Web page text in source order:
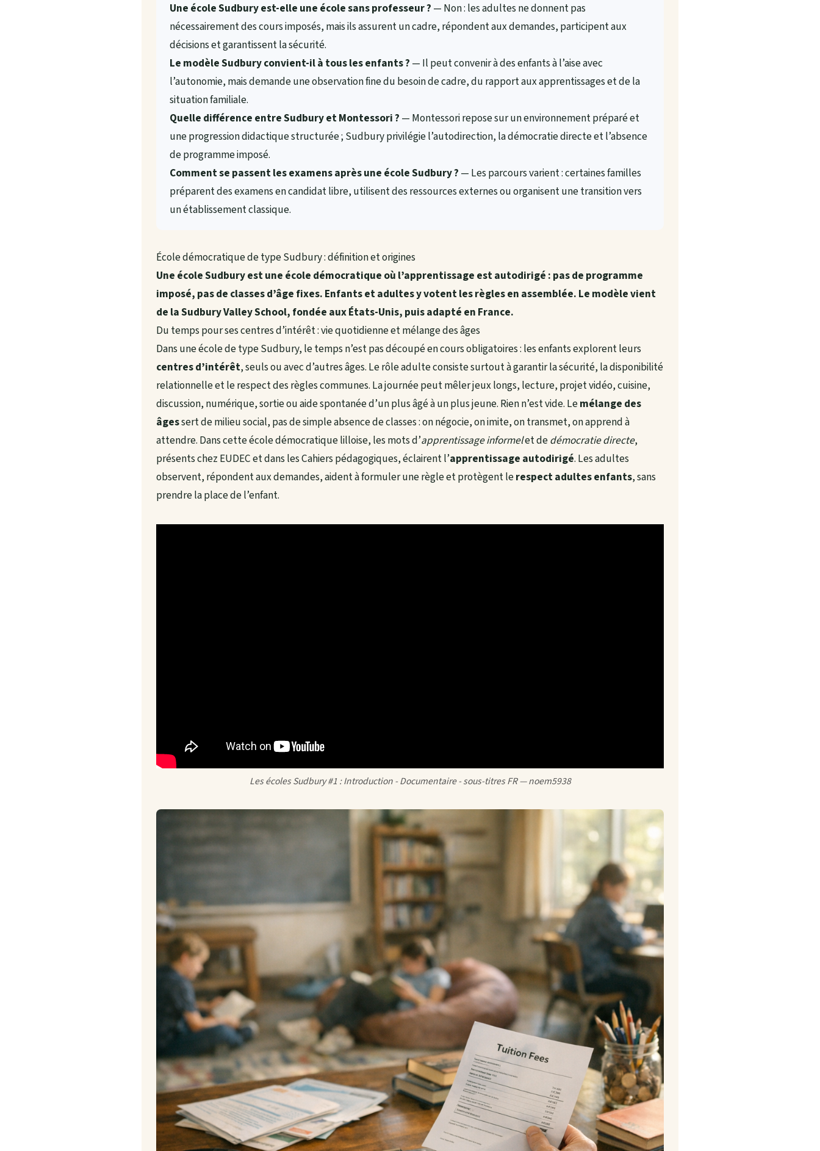
Une école Sudbury est-elle une école sans professeur ? — Non : les adultes ne donnent pas
nécessairement des cours imposés, mais ils assurent un cadre, répondent aux demandes, participent aux
décisions et garantissent la sécurité.
Le modèle Sudbury convient-il à tous les enfants ? — Il peut convenir à des enfants à l’aise avec
l’autonomie, mais demande une observation fine du besoin de cadre, du rapport aux apprentissages et de la
situation familiale.
Quelle différence entre Sudbury et Montessori ? — Montessori repose sur un environnement préparé et
une progression didactique structurée ; Sudbury privilégie l’autodirection, la démocratie directe et l’absence
de programme imposé.
Comment se passent les examens après une école Sudbury ? — Les parcours varient : certaines familles
préparent des examens en candidat libre, utilisent des ressources externes ou organisent une transition vers
un établissement classique.
École démocratique de type Sudbury : définition et origines
Une école Sudbury est une école démocratique où l’apprentissage est autodirigé : pas de programme
imposé, pas de classes d’âge fixes. Enfants et adultes y votent les règles en assemblée. Le modèle vient
de la Sudbury Valley School, fondée aux États-Unis, puis adapté en France.
Du temps pour ses centres d’intérêt : vie quotidienne et mélange des âges
Dans une école de type Sudbury, le temps n’est pas découpé en cours obligatoires : les enfants explorent leurs
centres d’intérêt, seuls ou avec d’autres âges. Le rôle adulte consiste surtout à garantir la sécurité, la disponibilité
relationnelle et le respect des règles communes. La journée peut mêler jeux longs, lecture, projet vidéo, cuisine,
discussion, numérique, sortie ou aide spontanée d’un plus âgé à un plus jeune. Rien n’est vide. Lemélange des
âgessert de milieu social, pas de simple absence de classes : on négocie, on imite, on transmet, on apprend à
attendre. Dans cette école démocratique lilloise, les mots d’apprentissage informelet dedémocratie directe,
présents chez EUDEC et dans les Cahiers pédagogiques, éclairent l’apprentissage autodirigé. Les adultes
observent, répondent aux demandes, aident à formuler une règle et protègent lerespect adultes enfants, sans
prendre la place de l’enfant.
Les écoles Sudbury #1 : Introduction - Documentaire - sous-titres FR — noem5938